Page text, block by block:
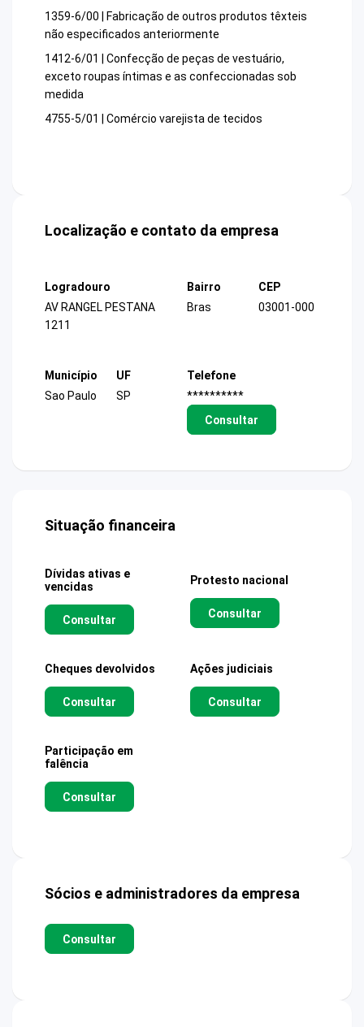
1359-6/00 | Fabricação de outros produtos têxteis
não especificados anteriormente
1412-6/01 | Confecção de peças de vestuário,
exceto roupas íntimas e as confeccionadas sob
medida
4755-5/01 | Comércio varejista de tecidos
Localização e contato da empresa
Logradouro
AV RANGEL PESTANA
1211
Bairro
Bras
CEP
03001-000
Município
Sao Paulo
UF
SP
Telefone
**********
Consultar
Situação financeira
Dívidas ativas e
vencidas
Consultar
Protesto nacional
Consultar
Cheques devolvidos
Consultar
Ações judiciais
Consultar
Participação em
falência
Consultar
Sócios e administradores da empresa
Consultar